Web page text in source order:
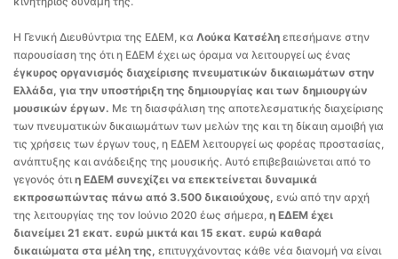
Η Γενική Διευθύντρια της ΕΔΕΜ, κα Λούκα Κατσέλη επεσήμανε στην
παρουσίαση της ότι η ΕΔΕΜ έχει ως όραμα να λειτουργεί ως ένας
έγκυρος οργανισμός διαχείρισης πνευματικών δικαιωμάτων στην
Ελλάδα, για την υποστήριξη της δημιουργίας και των δημιουργών
μουσικών έργων. Με τη διασφάλιση της αποτελεσματικής διαχείρισης
των πνευματικών δικαιωμάτων των μελών της και τη δίκαιη αμοιβή για
τις χρήσεις των έργων τους, η ΕΔΕΜ λειτουργεί ως φορέας προστασίας,
ανάπτυξης και ανάδειξης της μουσικής. Αυτό επιβεβαιώνεται από το
γεγονός ότιη ΕΔΕΜ συνεχίζει να επεκτείνεται δυναμικά
εκπροσωπώντας πάνω από 3.500 δικαιούχους, ενώ από την αρχή
της λειτουργίας της τον Ιούνιο 2020 έως σήμερα, η ΕΔΕΜ έχει
διανείμει 21 εκατ. ευρώ μικτά και 15 εκατ. ευρώ καθαρά
δικαιώματα στα μέλη της, επιτυγχάνοντας κάθε νέα διανομή να είναι